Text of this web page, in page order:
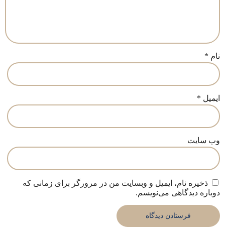
نام *
ایمیل *
وب‌ سایت
ذخیره نام، ایمیل و وبسایت من در مرورگر برای زمانی که
دوباره دیدگاهی می‌نویسم.